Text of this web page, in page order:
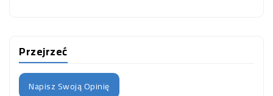
Przejrzeć
Napisz Swoją Opinię